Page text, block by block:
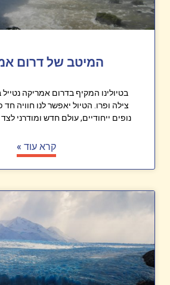
המיטב של דרום
בטיולינו המקיף בדרום אמריקה נטייל
צילה ופרו. הטיול יאפשר לנו חוויה
נופים ייחודיים, עולם חדש ומודרני לצד
קרא עוד »